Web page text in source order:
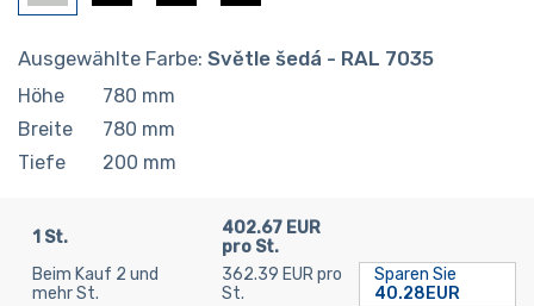
Ausgewählte Farbe: Světle šedá - RAL 7035
Höhe 780 mm
Breite
780 mm
Tiefe
200 mm
1 St.
402.67 EUR
pro St.
Beim Kauf 2 und
mehr St.
362.39 EUR pro
St.
Sparen Sie
40.28EUR